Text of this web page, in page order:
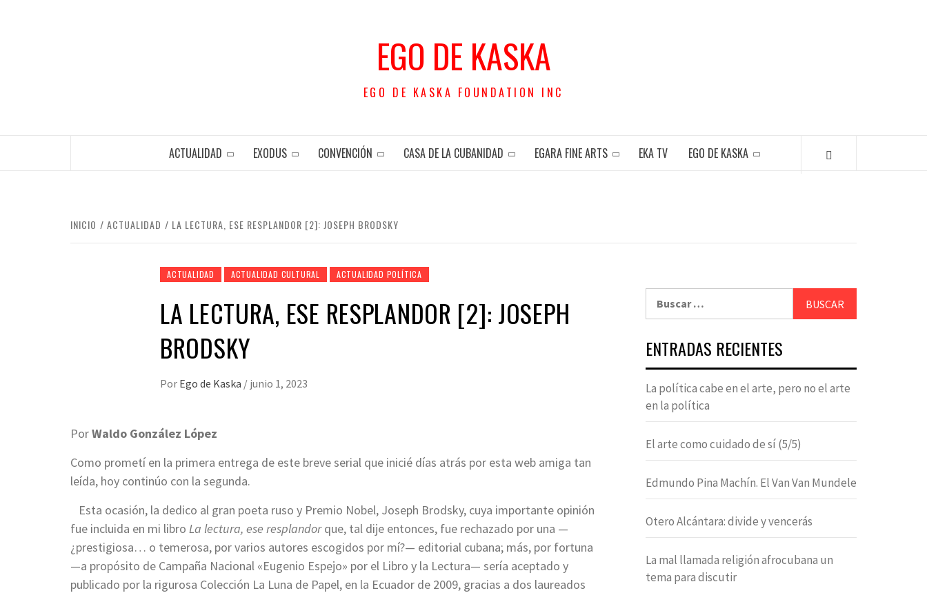
EGO DE KASKA
EGO DE KASKA FOUNDATION INC
ACTUALIDAD EXODUS CONVENCIÓN CASA DE LA CUBANIDAD EGARA FINE ARTS EKA TV EGO DE KASKA
INICIO ACTUALIDAD LA LECTURA, ESE RESPLANDOR [2]: JOSEPH BRODSKY
ACTUALIDAD ACTUALIDAD CULTURAL ACTUALIDAD POLÍTICA
LA LECTURA, ESE RESPLANDOR [2]: JOSEPH
BRODSKY
Por Ego de Kaska / junio 1, 2023
PorWaldo González López
Como prometí en la primera entrega de este breve serial que inicié días atrás por esta web amiga tan
leída, hoy continúo con la segunda.
Esta ocasión, la dedico al gran poeta ruso y Premio Nobel, Joseph Brodsky, cuya importante opinión
fue incluida en mi libro La lectura, ese resplandorque, tal dije entonces, fue rechazado por una —
¿prestigiosa… o temerosa, por varios autores escogidos por mí?— editorial cubana; más, por fortuna
—a propósito de Campaña Nacional «Eugenio Espejo» por el Libro y la Lectura— sería aceptado y
publicado por la rigurosa Colección La Luna de Papel, en la Ecuador de 2009, gracias a dos laureados
ENTRADAS RECIENTES
La política cabe en el arte, pero no el arte
en la política
El arte como cuidado de sí (5/5)
Edmundo Pina Machín. El Van Van Mundele
Otero Alcántara: divide y vencerás
La mal llamada religión afrocubana un
tema para discutir